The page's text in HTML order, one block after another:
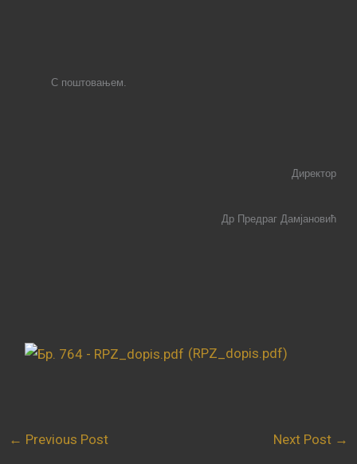
С поштовањем.
Директор
Др Предраг Дамјановић
(RPZ_dopis.pdf)
← Previous Post Next Post →